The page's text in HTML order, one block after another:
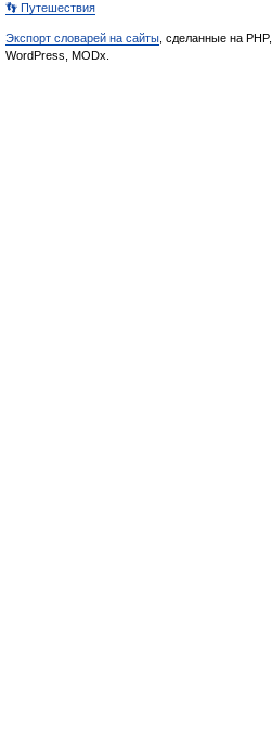
👣 Путешествия
Экспорт словарей на сайты , сделанные на PHP,
WordPress, MODx.